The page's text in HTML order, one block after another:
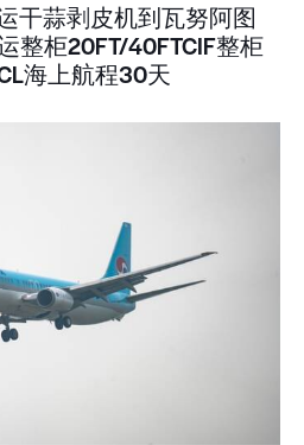
干蒜剥皮机到瓦努阿图
整柜20FT/40FTCIF整柜
海上航程30天